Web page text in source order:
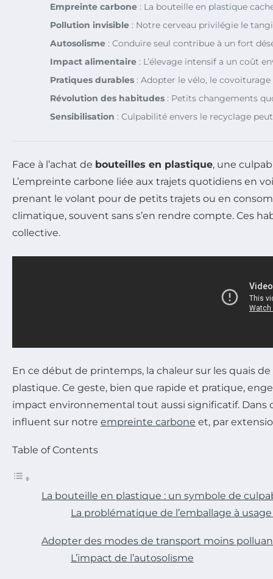
Empreinte carbone : La bouteille en plastique
Pollution invisible : Notre cerveau privilégie le
Autosolisme : Conduire seul contribue à un fort
Impact alimentaire : L’élevage intensif a un coût
Pratiques durables : Adopter le vélo, le
Révolution des habitudes : Petits changements
Sensibilisation : Culpabilité envers le recyclage
Face à l’achat de bouteilles en plastique, une
L’empreinte carbone liée aux trajets quotidiens en
prenant le volant pour de petits trajets ou en
climatique, souvent sans s’en rendre compte. Ces
collective.
En ce début de printemps, la chaleur sur les quais
plastique. Ce geste, bien que rapide et pratique,
impact environnemental tout aussi significatif.
influent sur notre empreinte carbone et, par
Table of Contents
La bouteille en plastique : un symbole de
La problématique de l’emballage à
Adopter des modes de transport moins
L’impact de l’autosolisme